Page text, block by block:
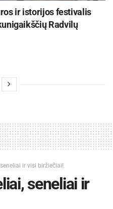
ir istorijos festivalis
Radvilų
ir visi biržiečiai!
seneliai ir